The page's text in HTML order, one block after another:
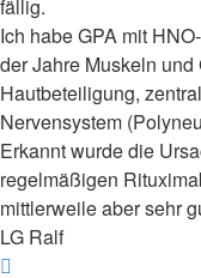
fällig.
Ich habe GPA mit
der Jahre Muskeln
Hautbeteiligung,
Nervensystem
Erkannt wurde die
regelmäßigen
mittlerweile aber sehr
LG Ralf